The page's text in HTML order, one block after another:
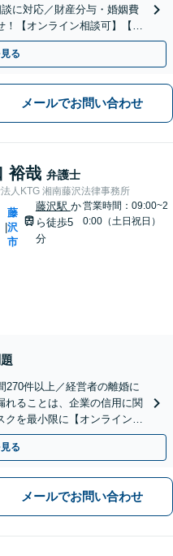
に対応／財産分与・婚姻費
【オンライン相談可】【カ
る
メールでお問い合わせ
裕哉 弁護士
人KTG 湘南藤沢法律事務所
|
藤
沢
市
藤沢駅 か
ら徒歩5
分
営業時間：09:00~2
0:00（土日祝日）
270件以上／経営者の離婚に
れることは、企業の信用に関
を最小限に【オンライン相
る
メールでお問い合わせ